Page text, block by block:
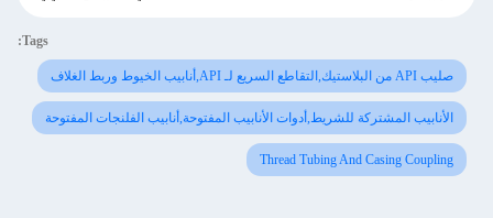
Tags:
صليب API من البلاستيك,التقاطع السريع لـ API,أنابيب الخيوط وربط الغلاف
الأنابيب المشتركة للشريط,أدوات الأنابيب المفتوحة,أنابيب الفلنجات المفتوحة
Thread Tubing And Casing Coupling